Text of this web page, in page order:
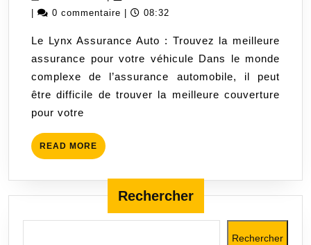
Assurance
:
Trouvez
la
meilleure
quelques
clics
août
|
0 commentaire | 08:32
Le Lynx Assurance Auto : Trouvez la meilleure
assurance pour votre véhicule Dans le monde
complexe de l’assurance automobile, il peut
être difficile de trouver la meilleure couverture
pour votre
READ MORE READ
MORE
Rechercher
Rechercher